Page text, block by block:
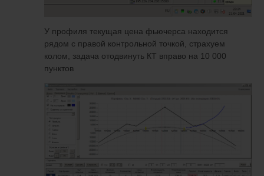
У профиля текущая цена фьючерса находится
рядом с правой контрольной точкой, страхуем
колом, задача отодвинуть КТ вправо на 10 000
пунктов